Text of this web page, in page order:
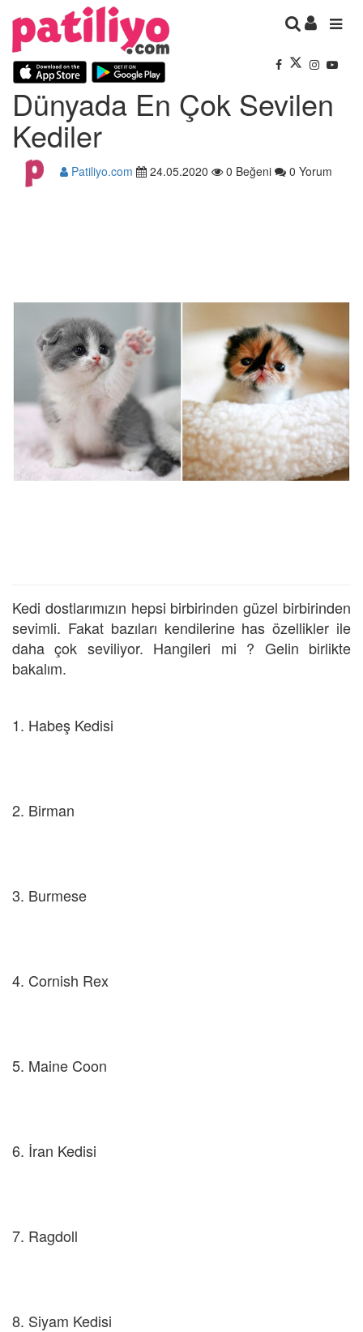
Dünyada En Çok Sevilen
Kediler
Patiliyo.com 24.05.2020 0 Beğeni 0 Yorum
Kedi dostlarımızın hepsi birbirinden güzel birbirinden
sevimli. Fakat bazıları kendilerine has özellikler ile
daha çok seviliyor. Hangileri mi ? Gelin birlikte
bakalım.
1. Habeş Kedisi
2. Birman
3. Burmese
4. Cornish Rex
5. Maine Coon
6. İran Kedisi
7. Ragdoll
8. Siyam Kedisi